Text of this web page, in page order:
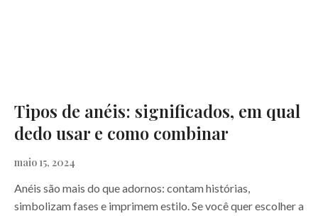
Tipos de anéis: significados, em qual
dedo usar e como combinar
maio 15, 2024
Anéis são mais do que adornos: contam histórias,
simbolizam fases e imprimem estilo. Se você quer escolher a